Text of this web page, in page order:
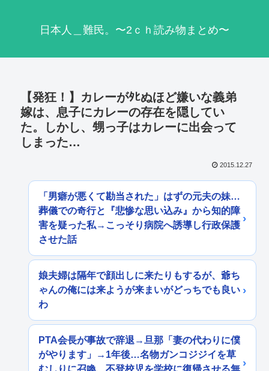
日本人＿難民。〜2ｃｈ読み物まとめ〜
【発狂！】カレーがﾀﾋぬほど嫌いな義弟
嫁は、息子にカレーの存在を隠してい
た。しかし、甥っ子はカレーに出会って
しまった…
2015.12.27
「男癖が悪くて勘当された」はずの元夫の妹…
葬儀での奇行と『悲惨な思い込み』から知的障
害を疑った私→こっそり病院へ誘導し行政保護
させた話
娘夫婦は隔年で顔出しに来たりもするが、爺ち
ゃんの俺には来ようが来まいがどっちでも良い
わ
PTA会長が事故で辞退→旦那「妻の代わりに僕
がやります」→1年後…名物ガンコジジイを草